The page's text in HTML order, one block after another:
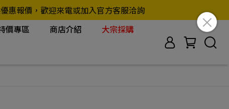
惠報價，歡迎來電或加入官方客服洽詢
價專區 商店介紹
大宗採購